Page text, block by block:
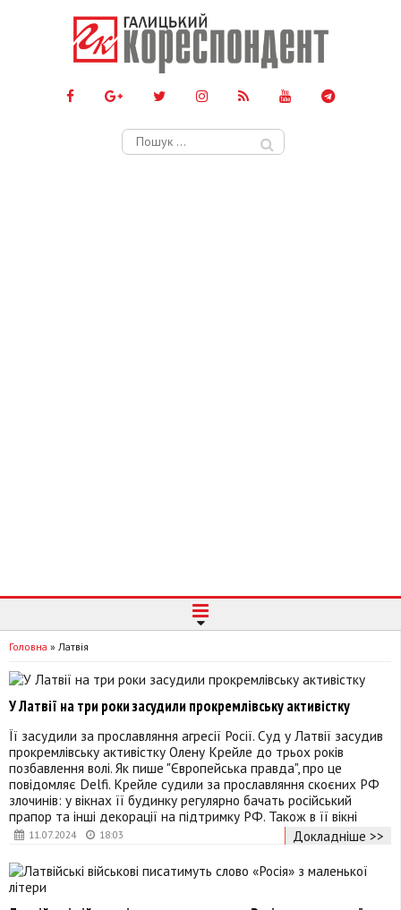
Пошук:
Головна » Латвія
11.07.2024 18:03
У Латвії на три роки засудили прокремлівську активістку
Її засудили за прославляння агресії Росії. Суд у Латвії засудив
прокремлівську активістку Олену Крейле до трьох років
позбавлення волі. Як пише "Європейська правда", про це
повідомляє Delfi. Крейле судили за прославляння скоєних РФ
злочинів: у вікнах її будинку регулярно бачать російський
прапор та інші декорації на підтримку РФ. Також в її вікні
Докладніше >>